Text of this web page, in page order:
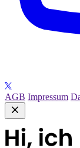
AGB Impressum